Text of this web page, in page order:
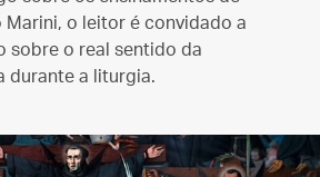
Marini, o leitor é convidado a
sobre o real sentido da
durante a liturgia.